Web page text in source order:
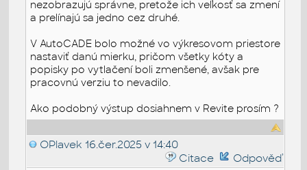
nezobrazujú správne, pretože ich veľkosť sa zmení
a prelínajú sa jedno cez druhé.
V AutoCADE bolo možné vo výkresovom priestore
nastaviť danú mierku, pričom všetky kóty a
popisky po vytlačení boli zmenšené, avšak pre
pracovnú verziu to nevadilo.
Ako podobný výstup dosiahnem v Revite prosím ?
OPlavek 16.čer.2025 v 14:40
Citace
Odpověď